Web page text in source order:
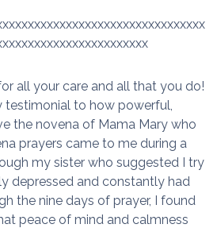
f
e
œ
s
all your care and all that you do!
testimonial to how powerful,
the novena of Mama Mary who
prayers came to me during a
my sister who suggested I try
depressed and constantly had
the nine days of prayer, I found
peace of mind and calmness